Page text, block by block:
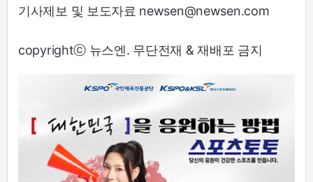
기사제보 및 보도자료 newsen@newsen.com
copyrightⓒ 뉴스엔. 무단전재 & 재배포 금지